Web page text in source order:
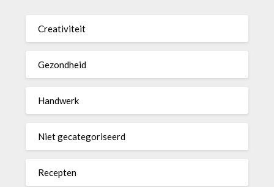
Creativiteit
Gezondheid
Handwerk
Niet gecategoriseerd
Recepten